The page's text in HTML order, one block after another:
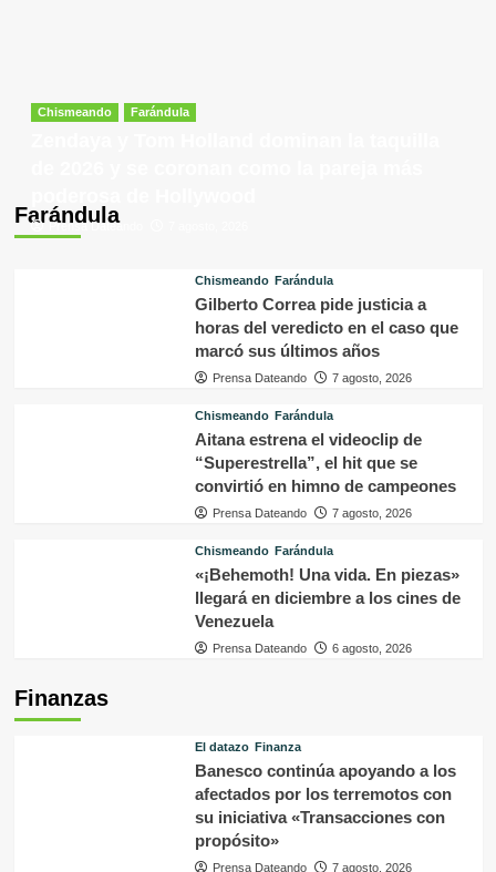
Farándula
Chismeando Farándula
Prensa Dateando
Chismeando Farándula
Gilberto Correa pide justicia a
horas del veredicto en el caso que
marcó sus últimos años
Prensa Dateando 7 agosto, 2026
Chismeando Farándula
Aitana estrena el videoclip de
“Superestrella”, el hit que se
convirtió en himno de campeones
Prensa Dateando 7 agosto, 2026
Chismeando Farándula
«¡Behemoth! Una vida. En piezas»
llegará en diciembre a los cines de
Venezuela
Prensa Dateando 6 agosto, 2026
Finanzas
El datazo Finanza
Banesco continúa apoyando a los
afectados por los terremotos con
su iniciativa «Transacciones con
propósito»
Prensa Dateando 7 agosto, 2026